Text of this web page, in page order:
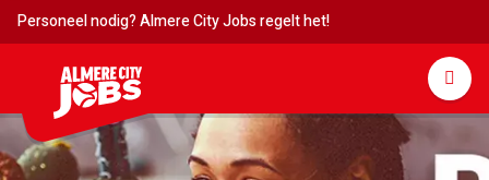
Personeel nodig? Almere City Jobs regelt het!